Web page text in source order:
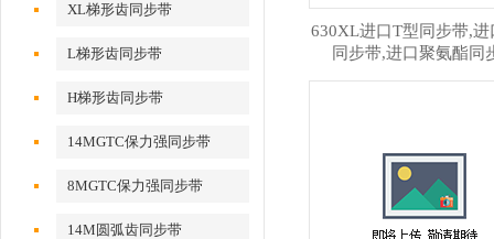
XL梯形齿同步带
L梯形齿同步带
H梯形齿同步带
14MGTC保力强同步带
8MGTC保力强同步带
14M圆弧齿同步带
630XL进口T型同步带,进
同步带,进口聚氨酯同